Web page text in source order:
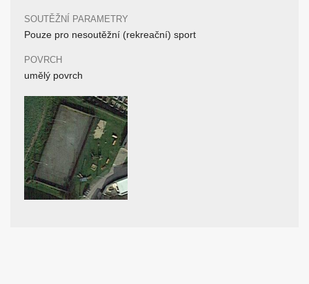
SOUTĚŽNÍ PARAMETRY
Pouze pro nesoutěžní (rekreační) sport
POVRCH
umělý povrch